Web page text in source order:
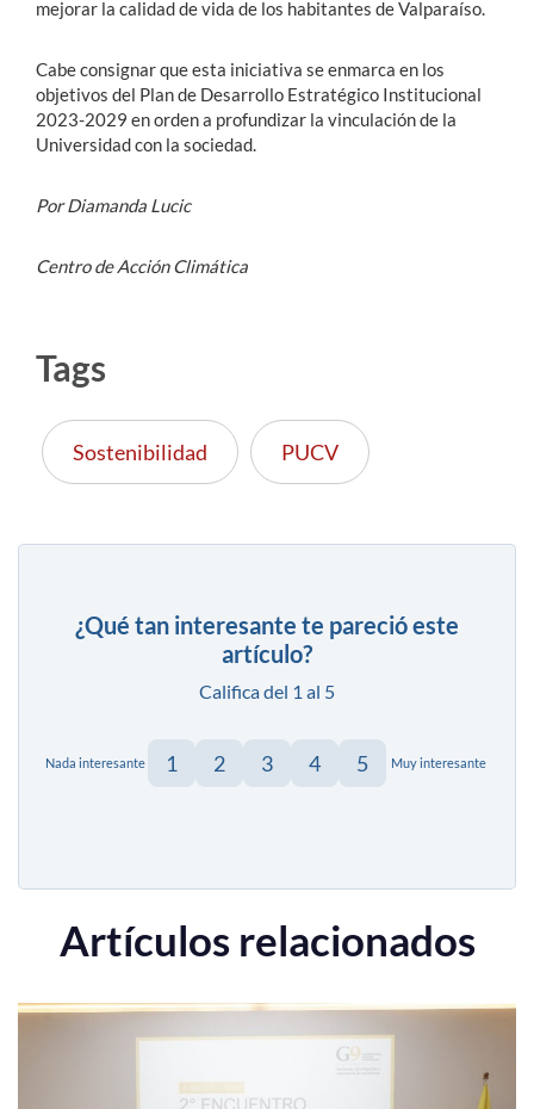
mejorar la calidad de vida de los habitantes de Valparaíso.
Cabe consignar que esta iniciativa se enmarca en los
objetivos del Plan de Desarrollo Estratégico Institucional
2023-2029 en orden a profundizar la vinculación de la
Universidad con la sociedad.
Por Diamanda Lucic
Centro de Acción Climática
Tags
Sostenibilidad PUCV
¿Qué tan interesante te pareció este
artículo?
Califica del 1 al 5
Nada interesante 1 2 3 4 5 Muy interesante
Artículos relacionados